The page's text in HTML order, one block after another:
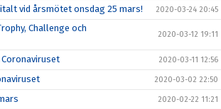
vid årsmötet onsdag 25 mars! 2020-03-24 20:45
Challenge och
2020-03-12 19:11
2020-03-11 12:56
2020-03-02 22:50
2020-02-22 11:21